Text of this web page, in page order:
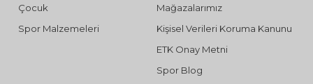
Çocuk
Spor Malzemeleri
Mağazalarımız
Kişisel Verileri Koruma Kanunu
ETK Onay Metni
Spor Blog